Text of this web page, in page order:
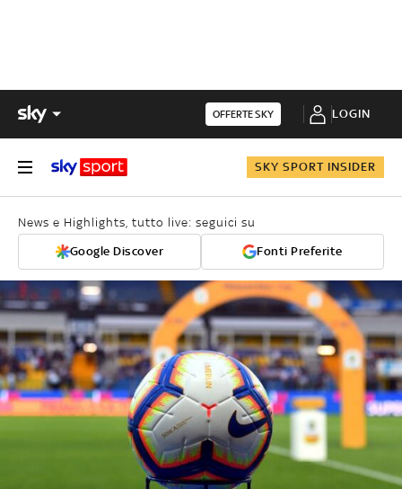
OFFERTE SKY LOGIN
SKY SPORT INSIDER
News e Highlights, tutto live: seguici su
Google Discover Fonti Preferite